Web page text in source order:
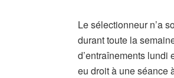
Le sélectionneur n’a
durant toute la
d’entraînements
eu droit à une séance